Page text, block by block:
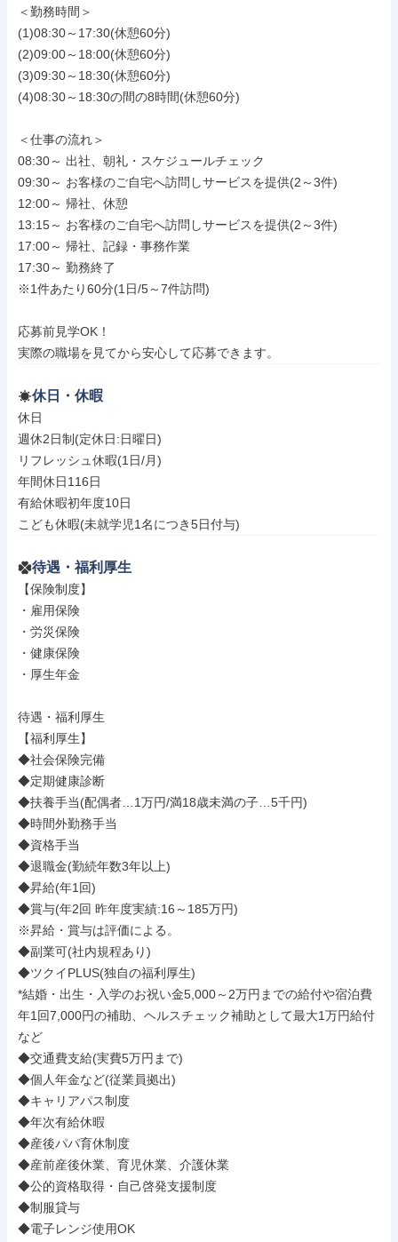
＜勤務時間＞
(1)08:30～17:30(休憩60分)
(2)09:00～18:00(休憩60分)
(3)09:30～18:30(休憩60分)
(4)08:30～18:30の間の8時間(休憩60分)
＜仕事の流れ＞
08:30～ 出社、朝礼・スケジュールチェック
09:30～ お客様のご自宅へ訪問しサービスを提供(2～3件)
12:00～ 帰社、休憩
13:15～ お客様のご自宅へ訪問しサービスを提供(2～3件)
17:00～ 帰社、記録・事務作業
17:30～ 勤務終了
※1件あたり60分(1日/5～7件訪問)
応募前見学OK！
実際の職場を見てから安心して応募できます。
休日・休暇
休日
週休2日制(定休日:日曜日)
リフレッシュ休暇(1日/月)
年間休日116日
有給休暇初年度10日
こども休暇(未就学児1名につき5日付与)
待遇・福利厚生
【保険制度】
・雇用保険
・労災保険
・健康保険
・厚生年金
待遇・福利厚生
【福利厚生】
◆社会保険完備
◆定期健康診断
◆扶養手当(配偶者…1万円/満18歳未満の子…5千円)
◆時間外勤務手当
◆資格手当
◆退職金(勤続年数3年以上)
◆昇給(年1回)
◆賞与(年2回 昨年度実績:16～185万円)
※昇給・賞与は評価による。
◆副業可(社内規程あり)
◆ツクイPLUS(独自の福利厚生)
*結婚・出生・入学のお祝い金5,000～2万円までの給付や宿泊費
年1回7,000円の補助、ヘルスチェック補助として最大1万円給付
など
◆交通費支給(実費5万円まで)
◆個人年金など(従業員拠出)
◆キャリアパス制度
◆年次有給休暇
◆産後パパ育休制度
◆産前産後休業、育児休業、介護休業
◆公的資格取得・自己啓発支援制度
◆制服貸与
◆電子レンジ使用OK